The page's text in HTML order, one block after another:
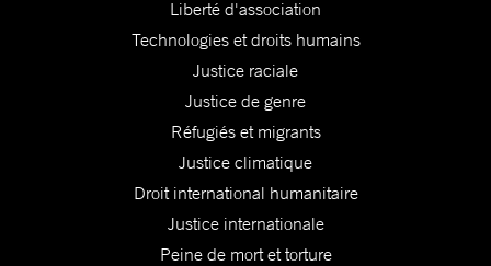
Liberté d'association
Technologies et droits humains
Justice raciale
Justice de genre
Réfugiés et migrants
Justice climatique
Droit international humanitaire
Justice internationale
Peine de mort et torture